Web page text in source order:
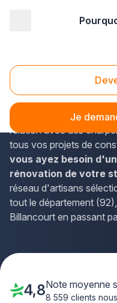
Je
Charpentier Hauts
Vous envisagez des
Hauts-de-Seine ? La
relation avec des
tous vos projets de
vous ayez besoin
rénovation de votre
réseau d'artisans
tout le département
Billancourt en passant
4,8Note moyenne
8 559 clients